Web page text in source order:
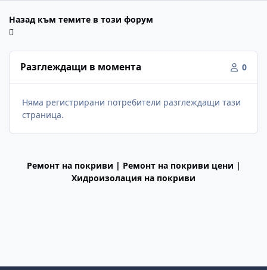
Назад към темите в този форум
Разглеждащи в момента 0
Няма регистрирани потребители разглеждащи тази
страница.
Ремонт на покриви | Ремонт на покриви цени |
Хидроизолация на покриви